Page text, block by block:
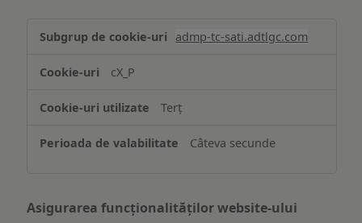
și/sau
informațiilor
pe
dispozitiv
admp-tc-sati.adtlgc.com
cX_P
Terț
Câteva secunde
Asigurarea funcționalităților website-ului